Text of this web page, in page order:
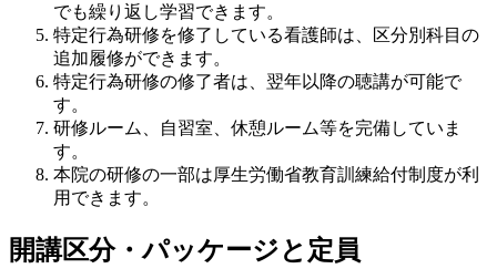
でも繰り返し学習できます。
特定行為研修を修了している看護師は、区分別科目の
追加履修ができます。
特定行為研修の修了者は、翌年以降の聴講が可能で
す。
研修ルーム、自習室、休憩ルーム等を完備していま
す。
本院の研修の一部は厚生労働省教育訓練給付制度が利
用できます。
開講区分・パッケージと定員